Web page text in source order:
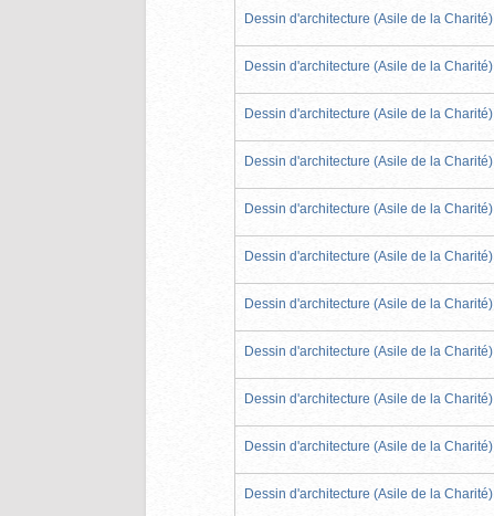
Dessin d'architecture (Asile de la Charité)
Dessin d'architecture (Asile de la Charité)
Dessin d'architecture (Asile de la Charité)
Dessin d'architecture (Asile de la Charité)
Dessin d'architecture (Asile de la Charité)
Dessin d'architecture (Asile de la Charité)
Dessin d'architecture (Asile de la Charité)
Dessin d'architecture (Asile de la Charité)
Dessin d'architecture (Asile de la Charité)
Dessin d'architecture (Asile de la Charité)
Dessin d'architecture (Asile de la Charité)